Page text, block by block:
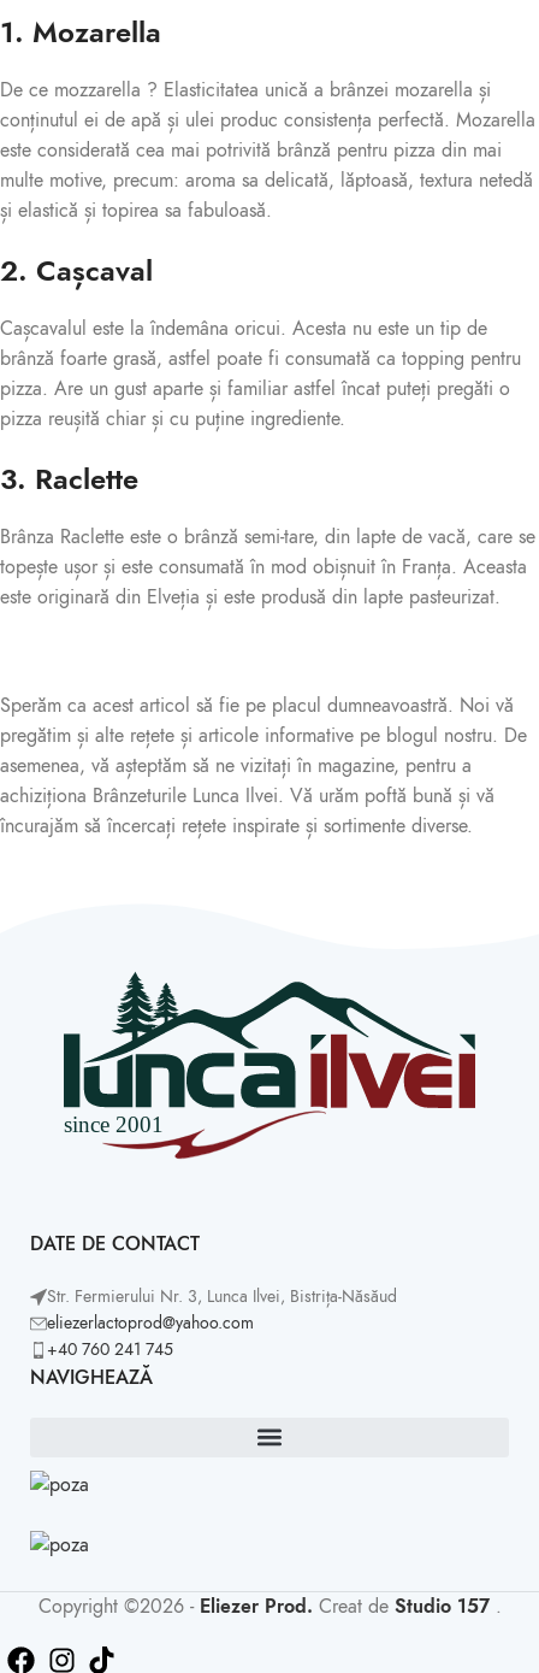
1. Mozarella
De ce mozzarella ? Elasticitatea unică a brânzei mozarella și
conținutul ei de apă și ulei produc consistența perfectă. Mozarella
este considerată cea mai potrivită brânză pentru pizza din mai
multe motive, precum: aroma sa delicată, lăptoasă, textura netedă
și elastică și topirea sa fabuloasă.
2. Cașcaval
Cașcavalul este la îndemâna oricui. Acesta nu este un tip de
brânză foarte grasă, astfel poate fi consumată ca topping pentru
pizza. Are un gust aparte și familiar astfel încat puteți pregăti o
pizza reușită chiar și cu puține ingrediente.
3. Raclette
Brânza Raclette este o brânză semi-tare, din lapte de vacă, care se
topește ușor și este consumată în mod obișnuit în Franța. Aceasta
este originară din Elveția și este produsă din lapte pasteurizat.
Sperăm ca acest articol să fie pe placul dumneavoastră. Noi vă
pregătim și alte rețete și articole informative pe blogul nostru. De
asemenea, vă așteptăm să ne vizitați în magazine, pentru a
achiziționa Brânzeturile Lunca Ilvei. Vă urăm poftă bună și vă
încurajăm să încercați rețete inspirate și sortimente diverse.
DATE DE CONTACT
Str. Fermierului Nr. 3, Lunca Ilvei, Bistrița-Năsăud
eliezerlactoprod@yahoo.com
+40 760 241 745
NAVIGHEAZĂ
Copyright ©2026 - Eliezer Prod. Creat de Studio 157 .